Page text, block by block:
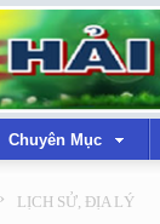
Chuyên Mục
› LỊCH SỬ, ĐỊA LÝ